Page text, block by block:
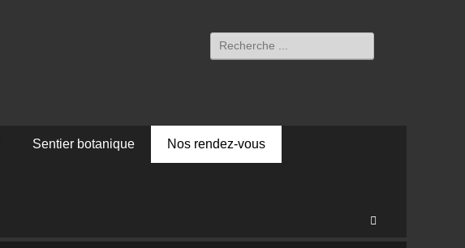
Rechercher :
Sentier botanique Nos rendez-vous